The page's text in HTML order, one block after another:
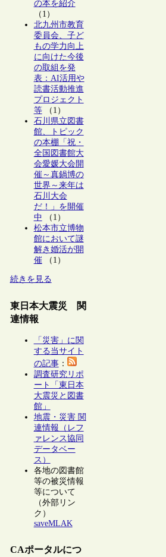
の本を紹介
（1）
北九州市教育
委員会、子ど
もの学力向上
に向けた今後
の取組を発
表：AI活用や
読書活動推進
プロジェクト
等（1）
石川県立図書
館、トピック
の本棚「祝・
全国図書館大
会愛媛大会開
催～真鍋博の
世界～来年は
石川大会
だ！」を開催
中 （1）
松本市立博物
館において謎
解き婚活が開
催（1）
続きを見る
東日本大震災 関
連情報
「災害」に関
する当サイト
の記事：
調査研究リポ
ート「東日本
大震災と図書
館」
地震・災害 関
連情報（レフ
ァレンス協同
データベー
ス）
各地の図書館
等の被災情報
等について
（外部リン
ク）
saveMLAK
CAポータルにつ